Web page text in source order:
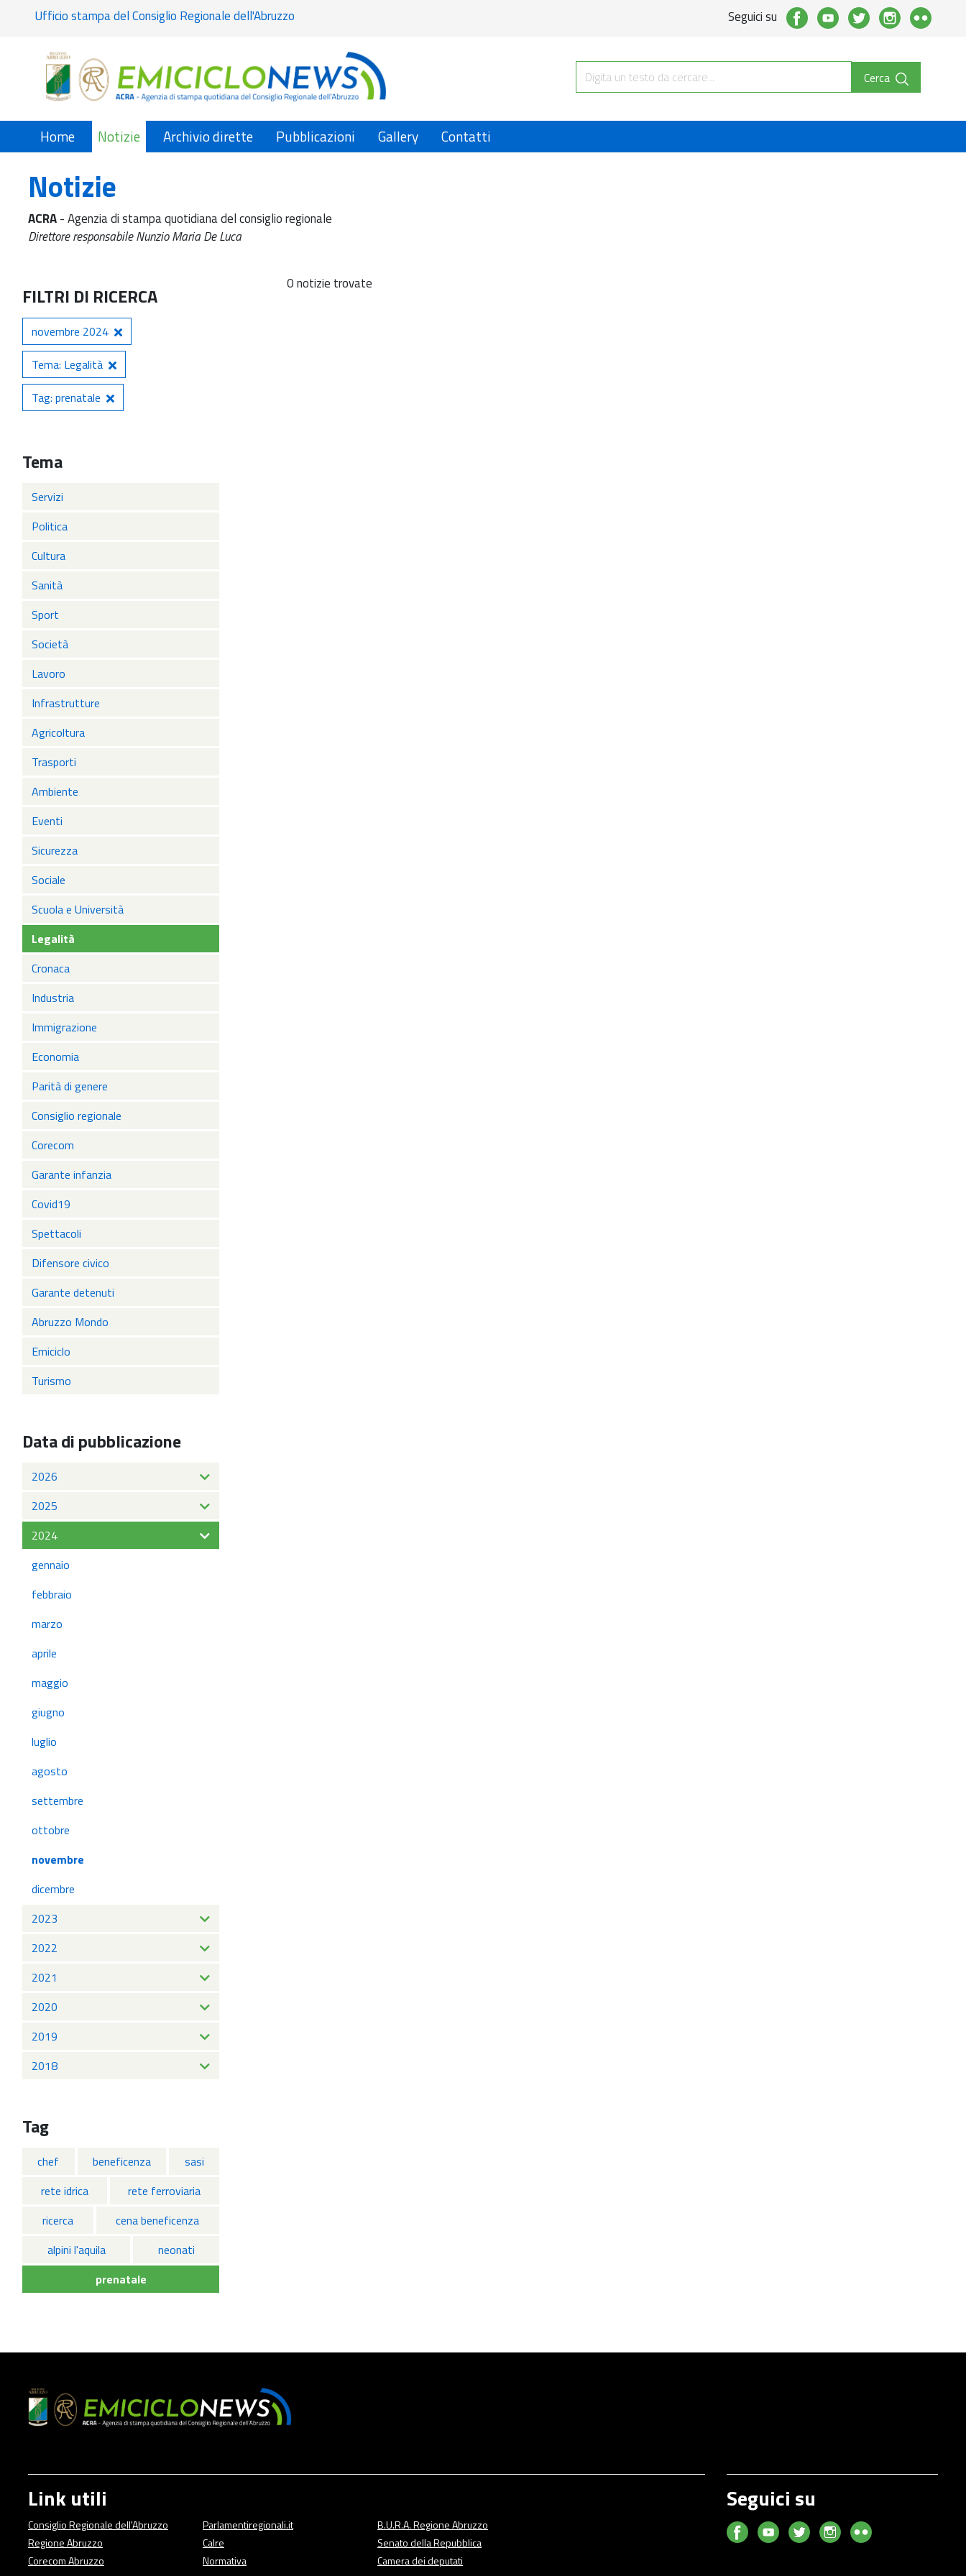
Ufficio stampa del Consiglio Regionale dell'Abruzzo Seguici su
Cerca
Home Notizie Archivio dirette Pubblicazioni Gallery Contatti
Notizie
ACRA- Agenzia di stampa quotidiana del consiglio regionale
Direttore responsabile Nunzio Maria De Luca
FILTRI DI RICERCA
novembre 2024
Tema: Legalità
Tag: prenatale
Tema
Servizi
Politica
Cultura
Sanità
Sport
Società
Lavoro
Infrastrutture
Agricoltura
Trasporti
Ambiente
Eventi
Sicurezza
Sociale
Scuola e Università
Legalità
Cronaca
Industria
Immigrazione
Economia
Parità di genere
Consiglio regionale
Corecom
Garante infanzia
Covid19
Spettacoli
Difensore civico
Garante detenuti
Abruzzo Mondo
Emiciclo
Turismo
Data di pubblicazione
2026
2025
2024
gennaio
febbraio
marzo
aprile
maggio
giugno
luglio
agosto
settembre
ottobre
novembre
dicembre
2023
2022
2021
2020
2019
2018
Tag
chef beneficenza
sasi
rete idrica
rete ferroviaria
ricerca
cena beneficenza
alpini l'aquila
neonati
prenatale
0 notizie trovate
Link utili
Consiglio Regionale dell'Abruzzo
Regione Abruzzo
Corecom Abruzzo
Parlamentiregionali.it
Calre
Normativa
B.U.R.A. Regione Abruzzo
Senato della Repubblica
Camera dei deputati
Seguici su